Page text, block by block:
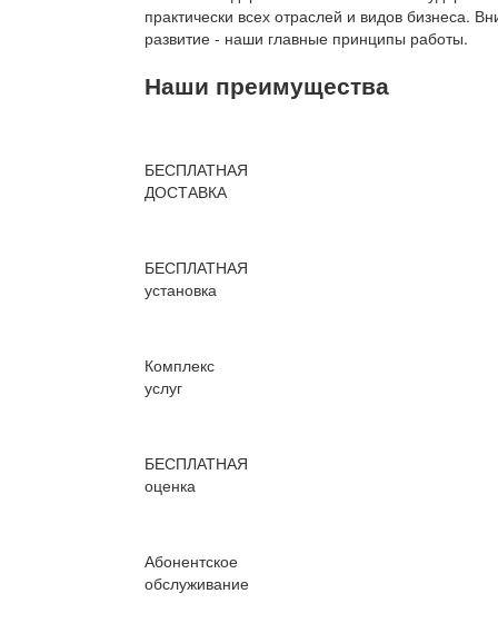
практически всех отраслей и видов бизнеса.
развитие - наши главные принципы работы.
Наши преимущества
БЕСПЛАТНАЯ
ДОСТАВКА
БЕСПЛАТНАЯ
установка
Комплекс
услуг
БЕСПЛАТНАЯ
оценка
Абонентское
обслуживание